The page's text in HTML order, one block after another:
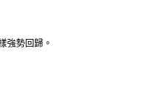
強勢回歸。